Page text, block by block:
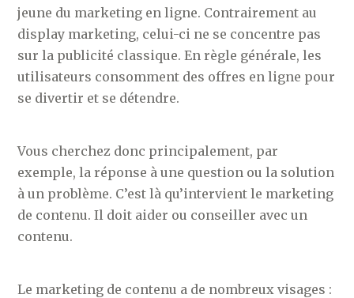
jeune du marketing en ligne. Contrairement au
display marketing, celui-ci ne se concentre pas
sur la publicité classique. En règle générale, les
utilisateurs consomment des offres en ligne pour
se divertir et se détendre.
Vous cherchez donc principalement, par
exemple, la réponse à une question ou la solution
à un problème. C’est là qu’intervient le marketing
de contenu. Il doit aider ou conseiller avec un
contenu.
Le marketing de contenu a de nombreux visages :